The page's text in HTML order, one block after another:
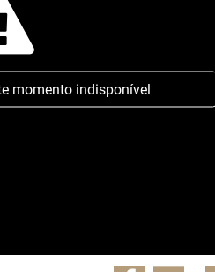
momento indisponível